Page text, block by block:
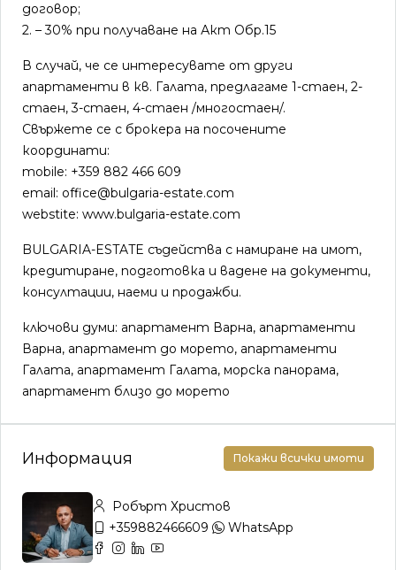
договор;
2. – 30% при получаване на Акт Oбр.15
В случай, че се интересувате от други
апартаменти в кв. Галата, предлагаме 1-стаен, 2-
стаен, 3-стаен, 4-стаен /многостаен/.
Свържете се с брокера на посочените
координати:
mobile: +359 882 466 609
email: office@bulgaria-estate.com
webstite: www.bulgaria-estate.com
BULGARIA-ESTATE съдейства с намиране на имот,
кредитиране, подготовка и вадене на документи,
консултации, наеми и продажби.
ключови думи: апартамент Варна, апартаменти
Варна, апартамент до морето, апартаменти
Галата, апартамент Галата, морска панорама,
апартамент близо до морето
Информация Покажи всички имоти
Робърт Христов
+359882466609
WhatsApp